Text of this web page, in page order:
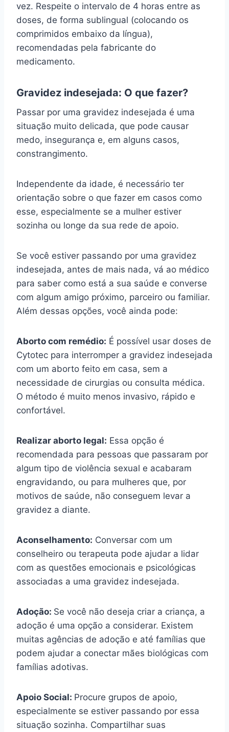
vez. Respeite o intervalo de 4 horas entre as
doses, de forma sublingual (colocando os
comprimidos embaixo da língua),
recomendadas pela fabricante do
medicamento.
Gravidez indesejada: O que fazer?
Passar por uma gravidez indesejada é uma
situação muito delicada, que pode causar
medo, insegurança e, em alguns casos,
constrangimento.
Independente da idade, é necessário ter
orientação sobre o que fazer em casos como
esse, especialmente se a mulher estiver
sozinha ou longe da sua rede de apoio.
Se você estiver passando por uma gravidez
indesejada, antes de mais nada, vá ao médico
para saber como está a sua saúde e converse
com algum amigo próximo, parceiro ou familiar.
Além dessas opções, você ainda pode:
Aborto com remédio: É possível usar doses de
Cytotec para interromper a gravidez indesejada
com um aborto feito em casa, sem a
necessidade de cirurgias ou consulta médica.
O método é muito menos invasivo, rápido e
confortável.
Realizar aborto legal: Essa opção é
recomendada para pessoas que passaram por
algum tipo de violência sexual e acabaram
engravidando, ou para mulheres que, por
motivos de saúde, não conseguem levar a
gravidez a diante.
Aconselhamento: Conversar com um
conselheiro ou terapeuta pode ajudar a lidar
com as questões emocionais e psicológicas
associadas a uma gravidez indesejada.
Adoção: Se você não deseja criar a criança, a
adoção é uma opção a considerar. Existem
muitas agências de adoção e até famílias que
podem ajudar a conectar mães biológicas com
famílias adotivas.
Apoio Social: Procure grupos de apoio,
especialmente se estiver passando por essa
situação sozinha. Compartilhar suas